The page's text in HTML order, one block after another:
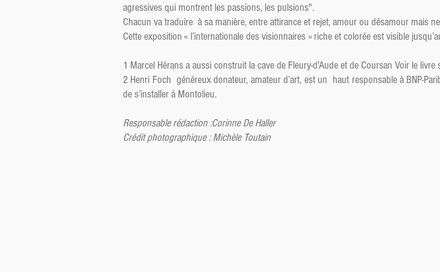
agressives qui montrent les passions, les pulsions".
Chacun va traduire à sa manière, entre attirance et rejet, amour ou désamour mais
Cette exposition « l’internationale des visionnaires » riche et colorée est visible
1 Marcel Hérans a aussi construit la cave de Fleury-d'Aude et de Coursan Voir le
2 Henri Foch généreux donateur, amateur d’art, est un haut responsable à BNP-
de s’installer à Montolieu.
Responsable rédaction :Corinne De Haller
Crédit photographique : Michèle Toutain